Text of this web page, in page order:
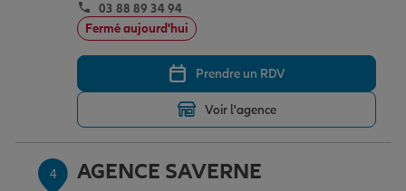
Protection juridique
Retraite
Tous nos devis d'assurance
03 88 89 34 94
Fermé aujourd'hui
Prendre un RDV
Voir l'agence
4 AGENCE SAVERNE